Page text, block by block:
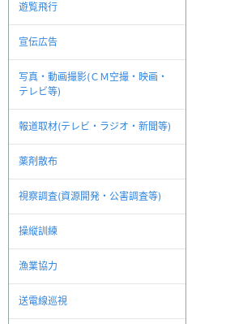
遊覧飛行
宣伝広告
写真・動画撮影(ＣＭ空撮・映画・
テレビ等)
報道取材(テレビ・ラジオ・新聞等)
薬剤散布
視察調査(資源開発・公害調査等)
操縦訓練
漁業協力
送電線巡視